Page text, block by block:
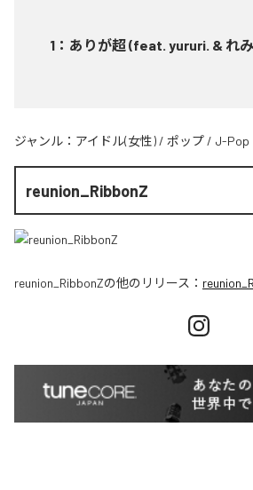
1 ： ありが超 (feat. yururi. & れ
ジャンル： アイドル(女性) / ポップ / J-Pop
reunion_RibbonZ
reunion_RibbonZの他のリリース：